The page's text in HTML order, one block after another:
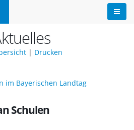
| Drucken
im Bayerischen Landtag
Schulen